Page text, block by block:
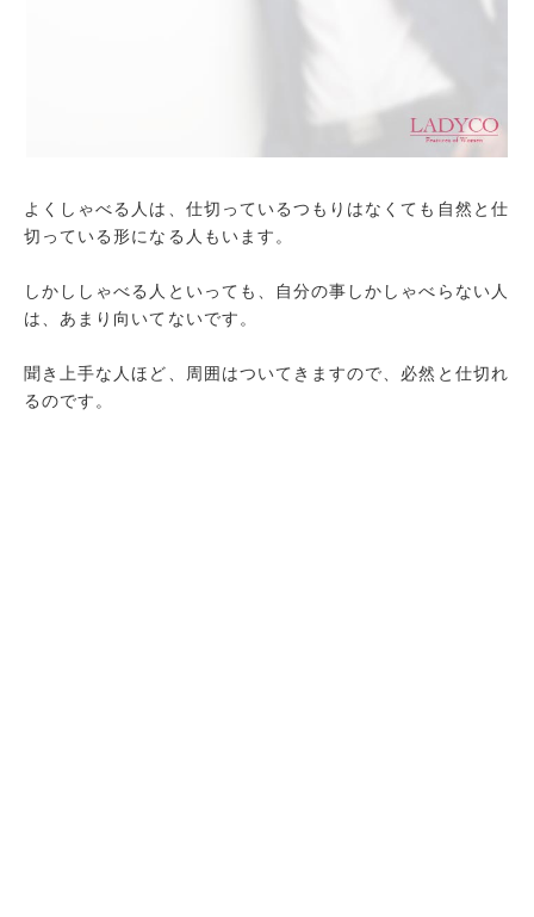
よくしゃべる人は、仕切っているつもりはなくても自然と仕
切っている形になる人もいます。
しかししゃべる人といっても、自分の事しかしゃべらない人
は、あまり向いてないです。
聞き上手な人ほど、周囲はついてきますので、必然と仕切れ
るのです。